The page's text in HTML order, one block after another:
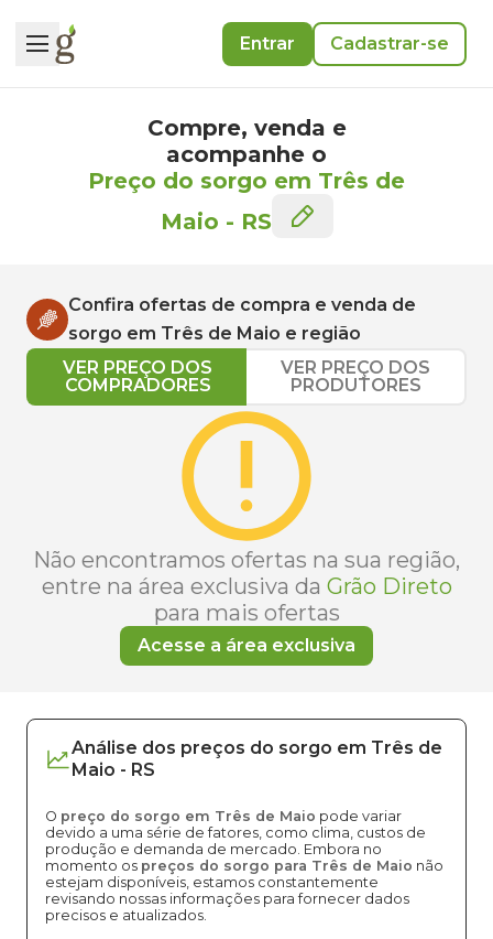
Entrar Cadastrar-se
Compre, venda e
acompanhe o
Preço do sorgo em Três de
Maio - RS
Confira ofertas de compra e venda de
sorgo em Três de Maio e região
VER PREÇO DOS
COMPRADORES
VER PREÇO DOS
PRODUTORES
Não encontramos ofertas na sua região,
entre na área exclusiva da Grão Direto
para mais ofertas
Acesse a área exclusiva
Análise dos preços do sorgo em Três de
Maio - RS
O preço do sorgo em Três de Maio pode variar
devido a uma série de fatores, como clima, custos de
produção e demanda de mercado. Embora no
momento os preços do sorgo para Três de Maio não
estejam disponíveis, estamos constantemente
revisando nossas informações para fornecer dados
precisos e atualizados.